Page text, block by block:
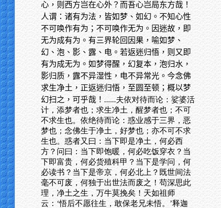
心，则西方岂在心外？而吾心岂局东方哉！
人谓：诸有为法，皆如梦、如幻。不知心性
不可唤作有为；不可唤作无为。因迷故，即
无为成有为。有三界轮回因果，喻如梦、
幻、泡、影、露、电。若返迷归悟，则又即
有为成无为。如梦得醒，幻复本，泡归水，
影归质，露不异湿性，电不异常光。今念佛
求生净土，正返迷归悟，至圆至顿；概以梦
幻扫之，可乎哉！......夫依对待而论：娑婆活
计，添梦者也；求生净土，醒梦者也；不可
不求生也。依绝待而论：惑业感于三界，恶
梦也；念佛生于净土，好梦也；亦不可不求
生也。惑者又曰：当下即是净土，何必西
方？问曰：当下即饱暖，何必吃饭穿衣？当
下即富贵，何必货殖科甲？当下是学问，何
必读书？当下是帝京，何必北上？既世间法
毫不可废，何独于出世法而废之！苟深思此
理，净土之生，万牛莫挽矣！天如祖师
云：‘悟后不愿往生，敢保老兄未悟。’释迦